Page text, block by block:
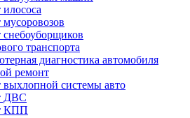
снебоуборщиков
транспорта
диагностика автомобиля
ремонт
выхлопной системы авто
ДВС
КПП